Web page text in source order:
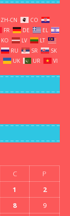
ZH-CN
CO
FR DE
EL
KO LV
LT
RU SR
SK
UK UR VI
C
P
1
2
8 9